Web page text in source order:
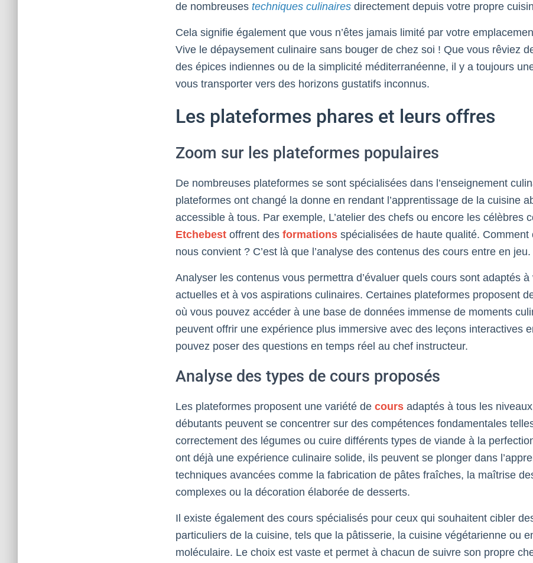
de nombreuses techniques culinaires directement depuis votre propre
Cela signifie également que vous n’êtes jamais limité par votre
Vive le dépaysement culinaire sans bouger de chez soi ! Que vous rêviez
des épices indiennes ou de la simplicité méditerranéenne, il y a toujours
vous transporter vers des horizons gustatifs inconnus.
Les plateformes phares et leurs offres
Zoom sur les plateformes populaires
De nombreuses plateformes se sont spécialisées dans l’enseignement
plateformes ont changé la donne en rendant l’apprentissage de la cuisine
accessible à tous. Par exemple, L’atelier des chefs ou encore les célèbres
Etchebest offrent des formations spécialisées de haute qualité. Comment
nous convient ? C’est là que l’analyse des contenus des cours entre en jeu.
Analyser les contenus vous permettra d’évaluer quels cours sont adaptés
actuelles et à vos aspirations culinaires. Certaines plateformes proposent
où vous pouvez accéder à une base de données immense de moments
peuvent offrir une expérience plus immersive avec des leçons interactives
pouvez poser des questions en temps réel au chef instructeur.
Analyse des types de cours proposés
Les plateformes proposent une variété de cours adaptés à tous les
débutants peuvent se concentrer sur des compétences fondamentales
correctement des légumes ou cuire différents types de viande à la
ont déjà une expérience culinaire solide, ils peuvent se plonger dans
techniques avancées comme la fabrication de pâtes fraîches, la maîtrise
complexes ou la décoration élaborée de desserts.
Il existe également des cours spécialisés pour ceux qui souhaitent cibler
particuliers de la cuisine, tels que la pâtisserie, la cuisine végétarienne ou
moléculaire. Le choix est vaste et permet à chacun de suivre son propre